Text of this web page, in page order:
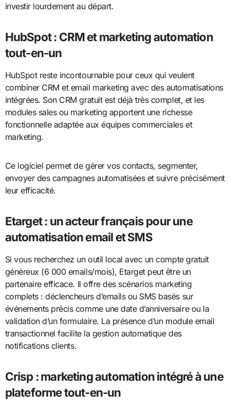
investir lourdement au départ.
HubSpot : CRM et marketing automation
tout-en-un
HubSpot reste incontournable pour ceux qui veulent
combiner CRM et email marketing avec des automatisations
intégrées. Son CRM gratuit est déjà très complet, et les
modules sales ou marketing apportent une richesse
fonctionnelle adaptée aux équipes commerciales et
marketing.
Ce logiciel permet de gérer vos contacts, segmenter,
envoyer des campagnes automatisées et suivre précisément
leur efficacité.
Etarget : un acteur français pour une
automatisation email et SMS
Si vous recherchez un outil local avec un compte gratuit
généreux (6 000 emails/mois), Etarget peut être un
partenaire efficace. Il offre des scénarios marketing
complets : déclencheurs d’emails ou SMS basés sur
événements précis comme une date d’anniversaire ou la
validation d’un formulaire. La présence d’un module email
transactionnel facilite la gestion automatique des
notifications clients.
Crisp : marketing automation intégré à une
plateforme tout-en-un